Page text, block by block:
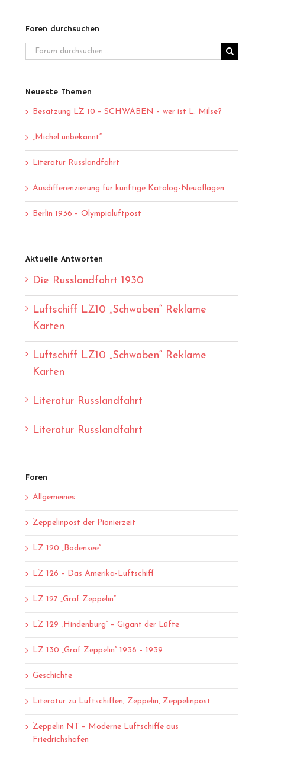
Foren durchsuchen
Neueste Themen
Besatzung LZ 10 – SCHWABEN – wer ist L. Milse?
„Michel unbekannt“
Literatur Russlandfahrt
Ausdifferenzierung für künftige Katalog-Neuaflagen
Berlin 1936 – Olympialuftpost
Aktuelle Antworten
Die Russlandfahrt 1930
Luftschiff LZ10 „Schwaben“ Reklame
Karten
Luftschiff LZ10 „Schwaben“ Reklame
Karten
Literatur Russlandfahrt
Literatur Russlandfahrt
Foren
Allgemeines
Zeppelinpost der Pionierzeit
LZ 120 „Bodensee“
LZ 126 – Das Amerika-Luftschiff
LZ 127 „Graf Zeppelin“
LZ 129 „Hindenburg“ – Gigant der Lüfte
LZ 130 „Graf Zeppelin“ 1938 – 1939
Geschichte
Literatur zu Luftschiffen, Zeppelin, Zeppelinpost
Zeppelin NT – Moderne Luftschiffe aus
Friedrichshafen